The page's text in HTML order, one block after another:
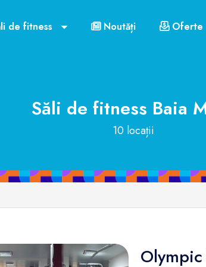
de fitness Noutăți Oferte
Săli de fitness Baia
10 locații